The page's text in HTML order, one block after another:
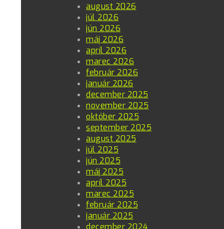
august 2026
júl 2026
jún 2026
máj 2026
apríl 2026
marec 2026
február 2026
január 2026
december 2025
november 2025
október 2025
september 2025
august 2025
júl 2025
jún 2025
máj 2025
apríl 2025
marec 2025
február 2025
január 2025
december 2024